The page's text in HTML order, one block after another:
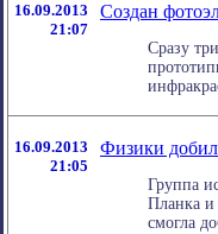
16.09.2013
21:07
Создан
Сразу
16.09.2013
21:05
Физики
Группа
Планка и
смогла